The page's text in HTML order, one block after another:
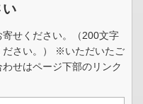
い
せください。（200文字
ださい。） ※いただいたご
せはページ下部のリンク